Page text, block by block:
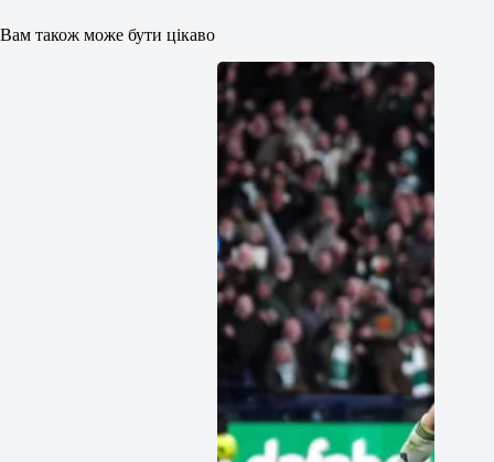
Вам також може бути цікаво